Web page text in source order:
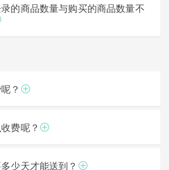
录的商品数量与购买的商品数量不
？
费呢？
少天才能送到？